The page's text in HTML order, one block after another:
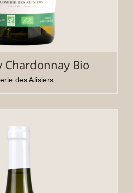
Chardonnay Bio
des Alisiers